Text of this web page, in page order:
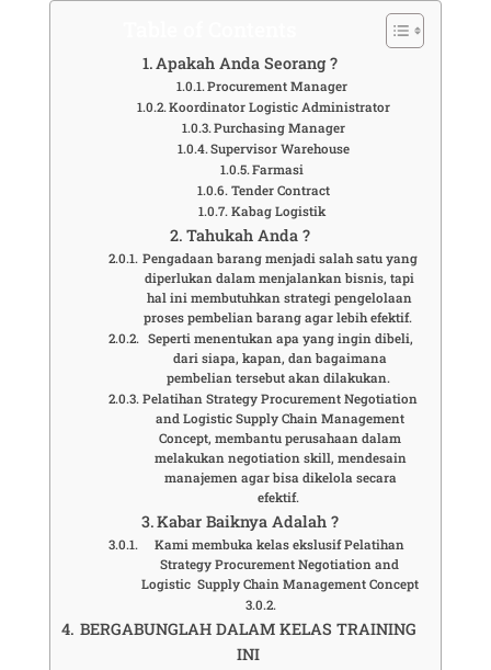
Apakah Anda Seorang ?
Procurement Manager
Koordinator Logistic Administrator
Purchasing Manager
Supervisor Warehouse
Farmasi
Tender Contract
Kabag Logistik
Tahukah Anda ?
Pengadaan barang menjadi salah satu yang
diperlukan dalam menjalankan bisnis, tapi
hal ini membutuhkan strategi pengelolaan
proses pembelian barang agar lebih efektif.
Seperti menentukan apa yang ingin dibeli,
dari siapa, kapan, dan bagaimana
pembelian tersebut akan dilakukan.
Pelatihan Strategy Procurement Negotiation
and Logistic Supply Chain Management
Concept, membantu perusahaan dalam
melakukan negotiation skill, mendesain
manajemen agar bisa dikelola secara
efektif.
Kabar Baiknya Adalah ?
Kami membuka kelas ekslusif Pelatihan
Strategy Procurement Negotiation and
Logistic Supply Chain Management Concept
BERGABUNGLAH DALAM KELAS TRAINING
INI